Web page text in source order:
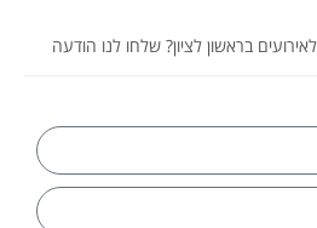
בראשון לציון? שלחו לנו הודעה